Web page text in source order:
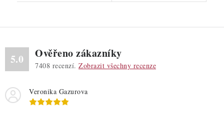
5.0 Ověřeno zákazníky
7408 recenzí. Zobrazit všechny recenze
Veronika Gazurova